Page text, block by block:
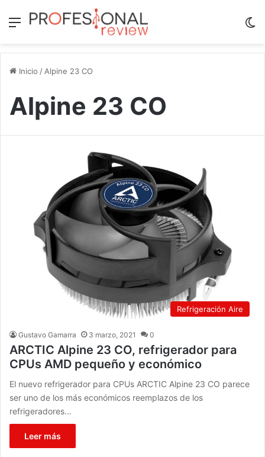
Menú
Inicio /Alpine 23 CO
Alpine 23 CO
Refrigeración Aire
Gustavo Gamarra 3 marzo, 2021 0
ARCTIC Alpine 23 CO, refrigerador para
CPUs AMD pequeño y económico
El nuevo refrigerador para CPUs ARCTIC Alpine 23 CO parece
ser uno de los más económicos reemplazos de los
refrigeradores…
Leer más